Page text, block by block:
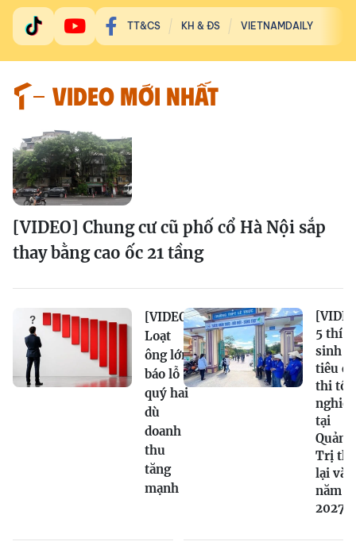
TT&CS KH & ĐS VIETNAMDAILY
VIDEO MỚI NHẤT
[VIDEO] Chung cư cũ phố cổ Hà Nội sắp
thay bằng cao ốc 21 tầng
[VIDEO]
Loạt
ông lớn
báo lỗ
quý hai
dù
doanh
thu
tăng
mạnh
5 thí
sinh
tiêu
thi tốt
nghiệp
tại
Quảng
Trị thi
lại vào
năm
2027